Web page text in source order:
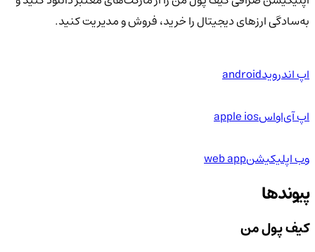
به‌سادگی ارزهای دیجیتال را خرید، فروش و مدیریت کنید.
اپ اندرویدandroid
اپ آی‌او‌اسapple ios
وب اپلیکیشنweb app
پیوندها
کیف پول من